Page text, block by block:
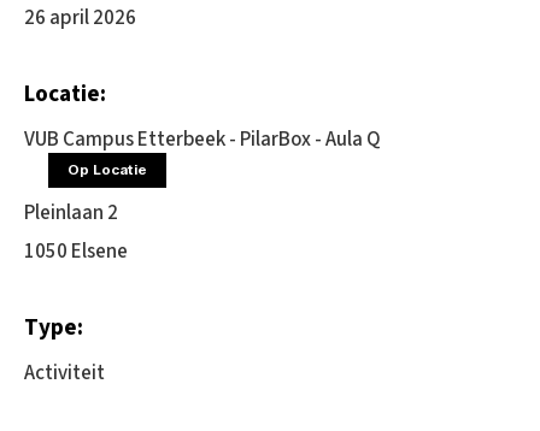
26 april 2026
Locatie:
VUB Campus Etterbeek - PilarBox - Aula Q
Op Locatie
Pleinlaan 2
1050 Elsene
Type:
Activiteit